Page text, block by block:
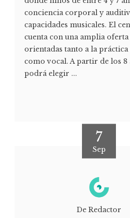
conciencia corporal y
capacidades musicales. El
cuenta con una amplia oferta
orientadas tanto a la
como vocal. A partir de los 8
podrá elegir ...
7
Sep
De Redactor